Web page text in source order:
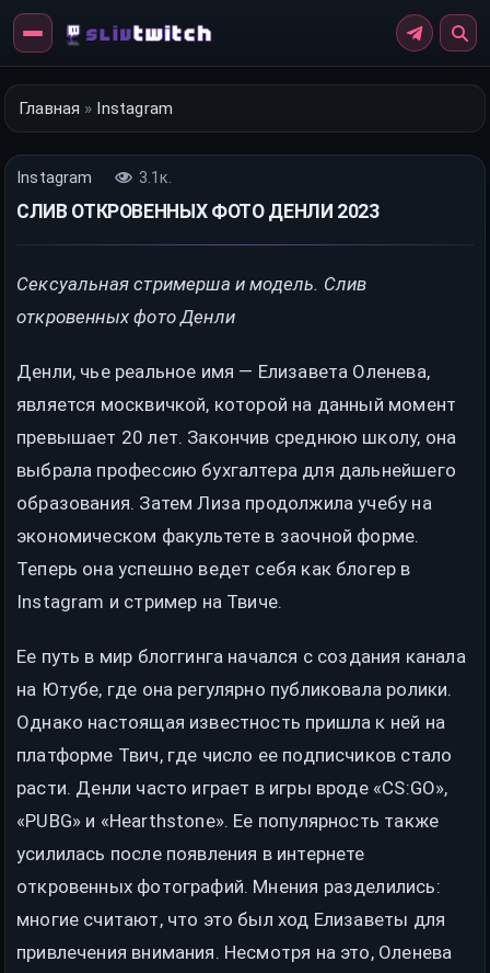
Перейти
контенту
Главная » Instagram
Instagram 3.1к.
СЛИВ ОТКРОВЕННЫХ ФОТО ДЕНЛИ 2023
Сексуальная стримерша и модель. Слив
откровенных фото Денли
Денли, чье реальное имя — Елизавета Оленева,
является москвичкой, которой на данный момент
превышает 20 лет. Закончив среднюю школу, она
выбрала профессию бухгалтера для дальнейшего
образования. Затем Лиза продолжила учебу на
экономическом факультете в заочной форме.
Теперь она успешно ведет себя как блогер в
Instagram и стример на Твиче.
Ее путь в мир блоггинга начался с создания канала
на Ютубе, где она регулярно публиковала ролики.
Однако настоящая известность пришла к ней на
платформе Твич, где число ее подписчиков стало
расти. Денли часто играет в игры вроде «CS:GO»,
«PUBG» и «Hearthstone». Ее популярность также
усилилась после появления в интернете
откровенных фотографий. Мнения разделились:
многие считают, что это был ход Елизаветы для
привлечения внимания. Несмотря на это, Оленева